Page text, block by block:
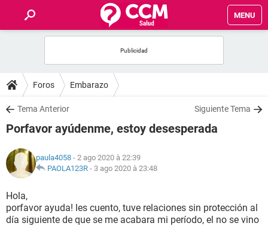
MENU
FORUMS
SALUD
NUTRICIÓN
BIENESTAR
Foros Embarazo
Tema Anterior Siguiente Tema
Porfavor ayúdenme, estoy desesperada
paula4058 - 2 ago 2020 à 22:39
PAOLA123R - 3 ago 2020 à 23:48
Hola,
porfavor ayuda! les cuento, tuve relaciones sin protección al
día siguiente de que se me acabara mi período, el no se vino